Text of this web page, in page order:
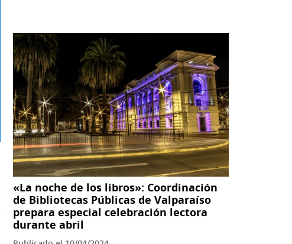
mes
del
libro,
el
SNBP
presenta
sitio
web
de
clubes
de
lectura
en
bibliotecas
públicas
«La noche de los libros»: Coordinación
de Bibliotecas Públicas de Valparaíso
prepara especial celebración lectora
durante abril